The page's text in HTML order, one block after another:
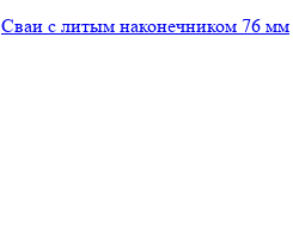
Сваи с литым наконечником 76 мм